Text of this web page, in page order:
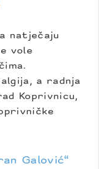
natječaju
vole
a radnja
Koprivnicu,
Galović“